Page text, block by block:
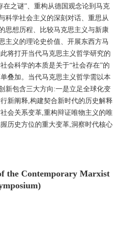
在之谜”、重构从德国观念论到马克
科学社会主义的深刻对话、重思从
思想历程、比较马克思主义与新康
主义的理论史价值、开展东西方马
将打开当代马克思主义哲学研究的
会科学的本质是关于“社会存在”的
叠加。当代马克思主义哲学需以本
新包含三大方向:一是立足全球化变
新阐释,构建契合新时代的历史解释
会关系变革,重构辩证唯物主义的唯
历史方位的重大变革,洞察时代核心
the Contemporary Marxist